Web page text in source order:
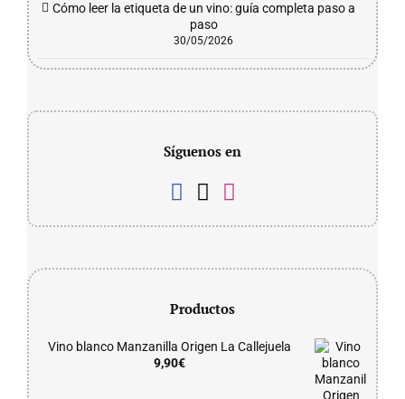
Cómo leer la etiqueta de un vino: guía completa paso a
paso
30/05/2026
Síguenos en
Productos
Vino blanco Manzanilla Origen La Callejuela
9,90€